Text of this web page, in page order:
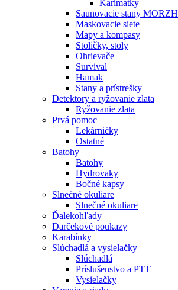
Karimatky
Saunovacie stany MORZH
Maskovacie siete
Mapy a kompasy
Stoličky, stoly
Ohrievače
Survival
Hamak
Stany a prístrešky
Detektory a ryžovanie zlata
Ryžovanie zlata
Prvá pomoc
Lekárničky
Ostatné
Batohy
Batohy
Hydrovaky
Bočné kapsy
Slnečné okuliare
Slnečné okuliare
Ďalekohľady
Darčekové poukazy
Karabínky
Slúchadlá a vysielačky
Slúchadlá
Príslušenstvo a PTT
Vysielačky